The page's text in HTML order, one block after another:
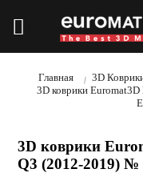
Главная 3D
3D коврики
3D коврики
Q3 (2012-2019) №